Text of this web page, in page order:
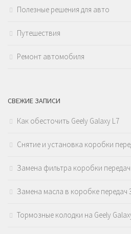
Полезные решения для авто
Путешествия
Ремонт автомобиля
СВЕЖИЕ ЗАПИСИ
Как обесточить Geely Galaxy L7
Снятие и установка коробки
Замена фильтра коробки передач
Замена масла в коробке передач
Тормозные колодки на Geely